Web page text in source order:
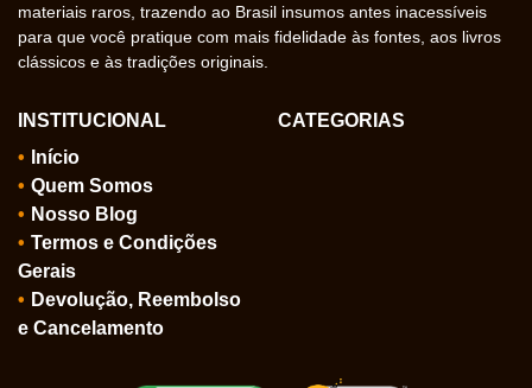
materiais raros, trazendo ao Brasil insumos antes inacessíveis
para que você pratique com mais fidelidade às fontes, aos livros
clássicos e às tradições originais.
INSTITUCIONAL
Início
Quem Somos
Nosso Blog
Termos e Condições
Gerais
Devolução, Reembolso
e Cancelamento
CATEGORIAS